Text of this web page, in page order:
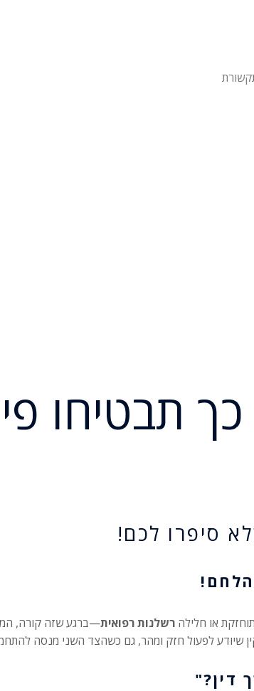
כך תבטיחו
סיפרו לכם!
או חלילה רשלנות רפואית—ברגע שזה קורה,
שיודע לפעול חזק ומהר, גם כשהצד השני מנסה
דין?"